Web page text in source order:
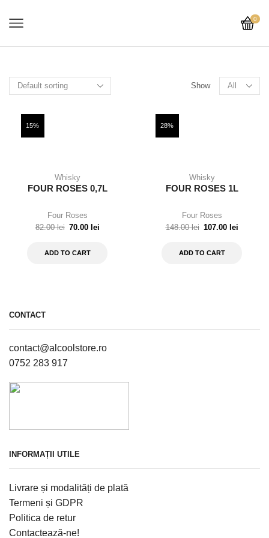
0
Show
15%
Whisky
FOUR ROSES 0,7L
Four Roses
82.00lei 70.00 lei
ADD TO CART
28%
Whisky
FOUR ROSES 1L
Four Roses
148.00lei 107.00 lei
ADD TO CART
CONTACT
contact@alcoolstore.ro
0752 283 917
INFORMAȚII UTILE
Livrare și modalități de plată
Termeni și GDPR
Politica de retur
Contactează-ne!